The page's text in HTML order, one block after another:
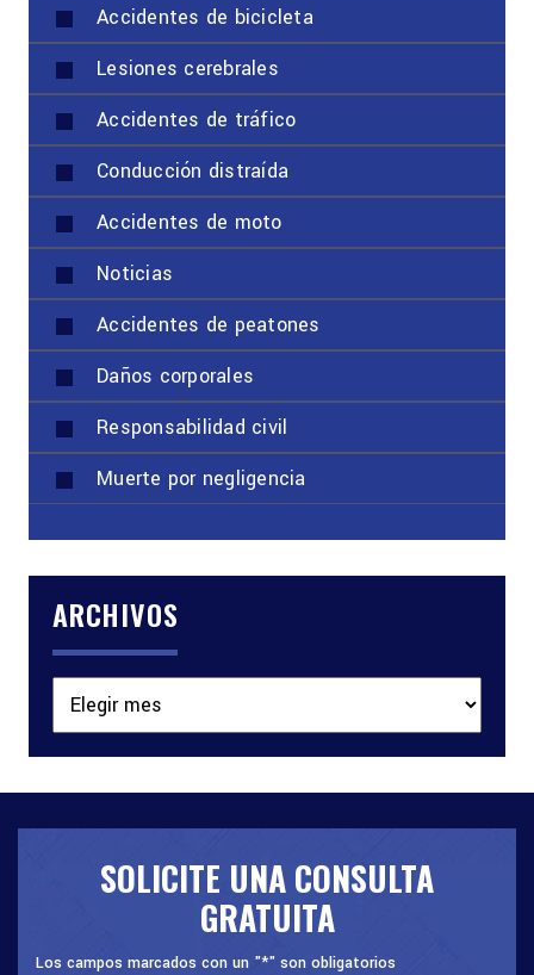
Accidentes de bicicleta
Lesiones cerebrales
Accidentes de tráfico
Conducción distraída
Accidentes de moto
Noticias
Accidentes de peatones
Daños corporales
Responsabilidad civil
Muerte por negligencia
ARCHIVOS
SOLICITE UNA CONSULTA
GRATUITA
Los campos marcados con un "*" son obligatorios